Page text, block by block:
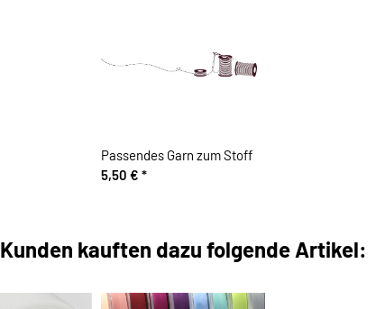
Passendes Garn zum Stoff
5,50 € *
Kunden kauften dazu folgende Artikel: